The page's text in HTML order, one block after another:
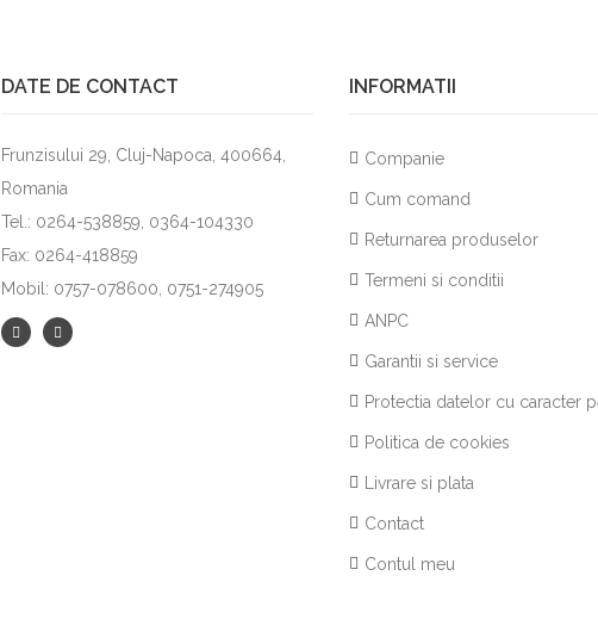
DATE DE CONTACT
Frunzisului 29, Cluj-Napoca, 400664,
Romania
Tel.: 0264-538859, 0364-104330
Fax: 0264-418859
Mobil: 0757-078600, 0751-274905
INFORMATII
Companie
Cum comand
Returnarea produselor
Termeni si conditii
ANPC
Garantii si service
Protectia datelor cu caracter
Politica de cookies
Livrare si plata
Contact
Contul meu